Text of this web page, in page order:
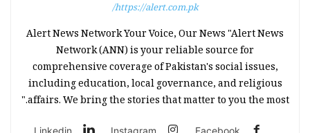
https://alert.com.pk/
Alert News Network Your Voice, Our News "Alert News
Network (ANN) is your reliable source for
comprehensive coverage of Pakistan's social issues,
including education, local governance, and religious
affairs. We bring the stories that matter to you the most."
Facebook
Instagram
Linkedin